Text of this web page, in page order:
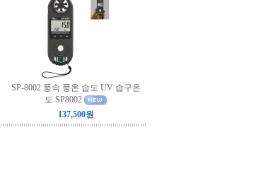
SP-8002 풍속 풍온 습도 UV 습구온
도 SP8002
137,500원